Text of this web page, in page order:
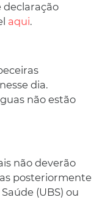
declaração
aqui.
dia.
não estão
não deverão
posteriormente
(UBS) ou